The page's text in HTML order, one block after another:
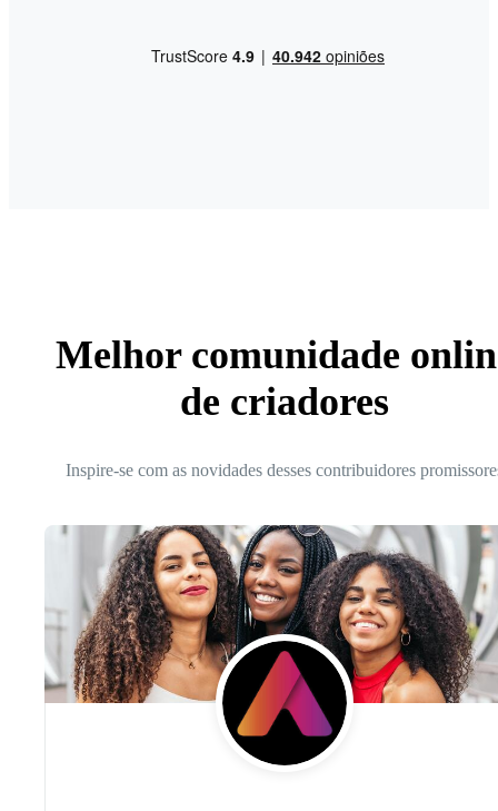
Melhor comunidade
de criadores
Inspire-se com as novidades desses contribuidores